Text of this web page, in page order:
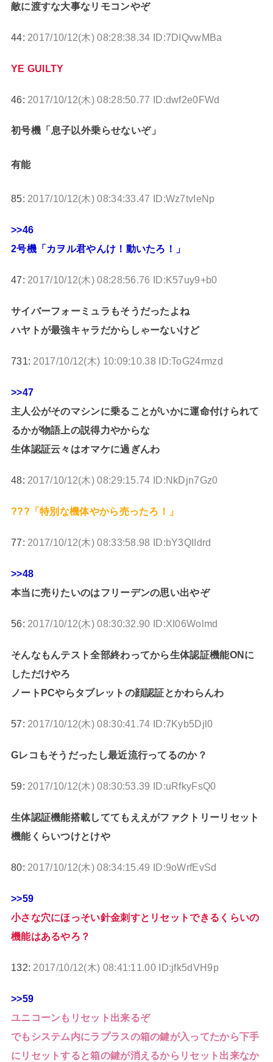
敵に渡すな大事なリモコンやぞ
44: 2017/10/12(木) 08:28:38.34 ID:7DIQvwMBa
YE GUILTY
46: 2017/10/12(木) 08:28:50.77 ID:dwf2e0FWd
初号機「息子以外乗らせないぞ」
有能
85: 2017/10/12(木) 08:34:33.47 ID:Wz7tvIeNp
>>46
2号機「カヲル君やんけ！動いたろ！」
47: 2017/10/12(木) 08:28:56.76 ID:K57uy9+b0
サイバーフォーミュラもそうだったよね
ハヤトが最強キャラだからしゃーないけど
731: 2017/10/12(木) 10:09:10.38 ID:ToG24rmzd
>>47
主人公がそのマシンに乗ることがいかに運命付けられて
るかが物語上の説得力やからな
生体認証云々はオマケに過ぎんわ
48: 2017/10/12(木) 08:29:15.74 ID:NkDjn7Gz0
???「特別な機体やから売ったろ！」
77: 2017/10/12(木) 08:33:58.98 ID:bY3QIIdrd
>>48
本当に売りたいのはフリーデンの思い出やぞ
56: 2017/10/12(木) 08:30:32.90 ID:XI06Wolmd
そんなもんテスト全部終わってから生体認証機能ONに
しただけやろ
ノートPCやらタブレットの顔認証とかわらんわ
57: 2017/10/12(木) 08:30:41.74 ID:7Kyb5Djl0
Gレコもそうだったし最近流行ってるのか？
59: 2017/10/12(木) 08:30:53.39 ID:uRfkyFsQ0
生体認証機能搭載しててもええがファクトリーリセット
機能くらいつけとけや
80: 2017/10/12(木) 08:34:15.49 ID:9oWrfEvSd
>>59
小さな穴にほっそい針金刺すとリセットできるくらいの
機能はあるやろ？
132: 2017/10/12(木) 08:41:11.00 ID:jfk5dVH9p
>>59
ユニコーンもリセット出来るぞ
でもシステム内にラプラスの箱の鍵が入ってたから下手
にリセットすると箱の鍵が消えるからリセット出来なか